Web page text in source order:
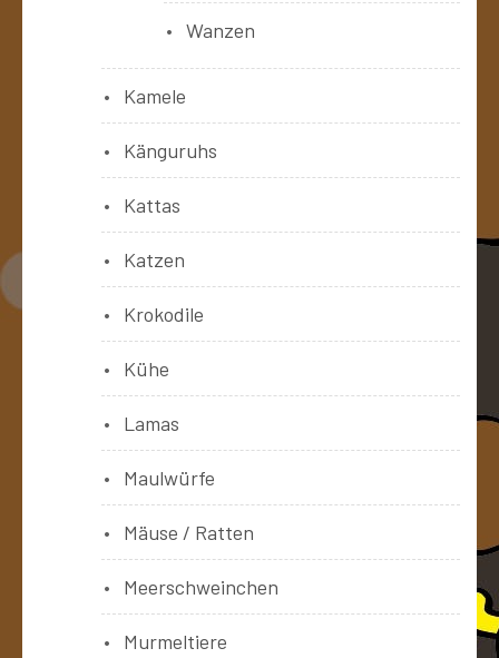
Wanzen
Kamele
Känguruhs
Kattas
Katzen
Krokodile
Kühe
Lamas
Maulwürfe
Mäuse / Ratten
Meerschweinchen
Murmeltiere